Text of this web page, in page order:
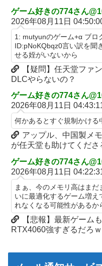
【悲報】クマ駆除で町役場
せん」
ひろゆき「コメント欄で暴
言で片付けられてしまうｗｗ
海外「日本は戦勝国なんだ
国から称賛の声
【朗報】「ナマポFIRE」と
説明するｗｗｗｗｗ
彼女に浮気されたワイ（38
ング」を始めようとした結
【朗報】リコリコ放送4周年
リコイル」の演出映像”たぬ
開される
【転生賢者の異世界ライフ
壊（定期【第二の職業を得
【日向坂46】 下着姿のかほ
アップル、中国製メモリー
けてくださるかも
【艦これ】今日の日に青い空
【艦これ】ママッチャーウサ
みい山『そもそも作品自体
ｗｗ
マジで「女しか」使わない
ｗｗｗｗｗｗｗｗｗｗｗｗ
【動画】メガネデブ、めち
ｗｗ
ウクライナがモスクワに向
『LuckyFes'26』ハロプロ
【動画】 国宝級に可愛いッ
首からマ●コまで見えている
玉城デニー「日本政府から
江別リンチ犯「立って謝罪
座してないキミは本気じゃ
【にじ甲2026】パワヒは打
ーキすぎる
インプ稼ぎの情報商材屋「
ゲーム好きの774さん
2026年08月11日
1: mutyunのゲーム+α ブロ
ID:pNoKQbqz0言い訳を聞
せる姪がいないから
【疑問】任天堂ファ
DLCやらないの？
ゲーム好きの774さん
2026年08月11日
何かあるとすぐ規制かける
アップル、中国製メ
が任天堂も助けてくださ
ゲーム好きの774さん
2026年08月11日
まぁ、今のメモリ高はま
いに最適化するゲーム増
れなくなる可能性があるか
【悲報】最新ゲーム
RTX4060強すぎるだろ